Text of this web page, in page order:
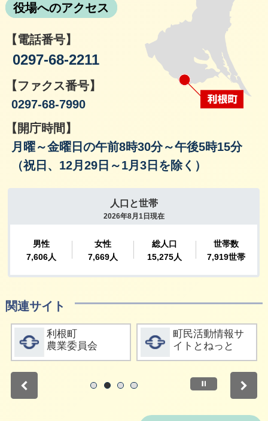
役場へのアクセス
【電話番号】
0297-68-2211
【ファクス番号】
0297-68-7990
【開庁時間】
月曜～金曜日の午前8時30分～午後5時15分
（祝日、12月29日～1月3日を除く）
関連サイト
詳細をみる
利根町
農業委員会
詳細をみる
町民活動情報サ
イトとねっと
停止